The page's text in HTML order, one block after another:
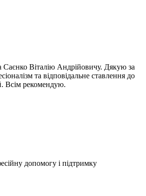
Саєнко Віталію Андрійовичу. Дякую за
та відповідальне ставлення до
Всім рекомендую.
допомогу і підтримку